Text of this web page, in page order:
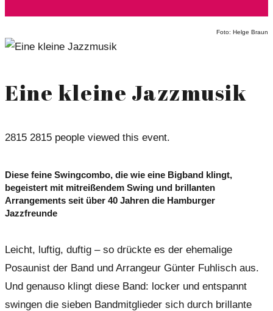
Foto: Helge Braun
Eine kleine Jazzmusik
2815 2815 people viewed this event.
Diese feine Swingcombo, die wie eine Bigband klingt,
begeistert mit mitreißendem Swing und brillanten
Arrangements seit über 40 Jahren die Hamburger
Jazzfreunde
Leicht, luftig, duftig – so drückte es der ehemalige
Posaunist der Band und Arrangeur Günter Fuhlisch aus.
Und genauso klingt diese Band: locker und entspannt
swingen die sieben Bandmitglieder sich durch brillante